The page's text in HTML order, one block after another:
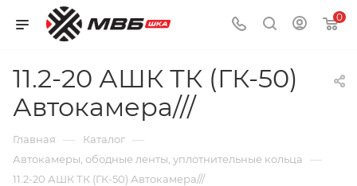
0
11.2-20 АШК ТК (ГК-50)
Автокамера///
Главная — Каталог —
Автокамеры, ободные ленты, уплотнительные кольца —
11.2-20 АШК ТК (ГК-50) Автокамера///